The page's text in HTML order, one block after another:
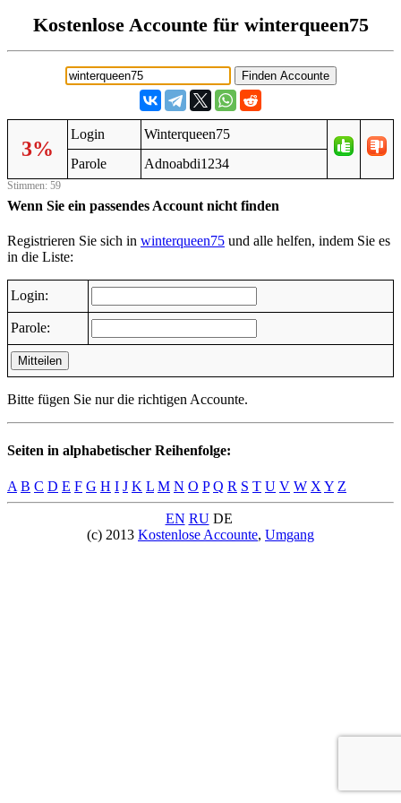
Kostenlose Accounte für winterqueen75
3%
Login
Winterqueen75
Parole
Adnoabdi1234
Stimmen: 59
Wenn Sie ein passendes Account nicht finden
Registrieren Sie sich in winterqueen75 und alle helfen, indem Sie es
in die Liste:
Login:
Parole:
Mitteilen
Bitte fügen Sie nur die richtigen Accounte.
Seiten in alphabetischer Reihenfolge:
A B C D E F G H I J K L M N O P Q R S T U V W X Y Z
EN RUDE
(c) 2013 Kostenlose Accounte, Umgang